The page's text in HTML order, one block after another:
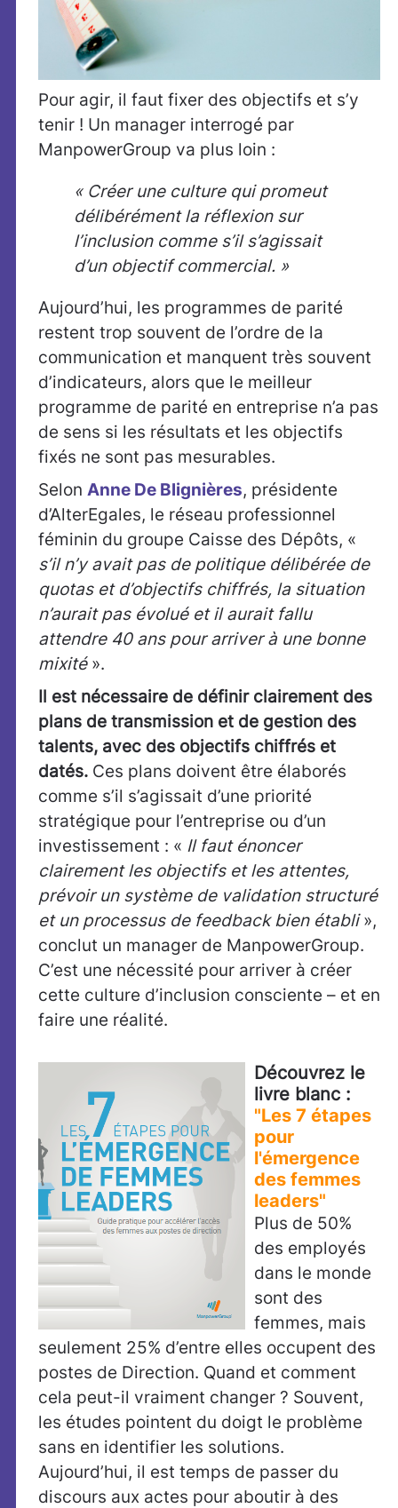
Pour agir, il faut fixer des objectifs et s’y
tenir ! Un manager interrogé par
ManpowerGroup va plus loin :
« Créer une culture qui promeut
délibérément la réflexion sur
l’inclusion comme s’il s’agissait
d’un objectif commercial. »
Aujourd’hui, les programmes de parité
restent trop souvent de l’ordre de la
communication et manquent très souvent
d’indicateurs, alors que le meilleur
programme de parité en entreprise n’a pas
de sens si les résultats et les objectifs
fixés ne sont pas mesurables.
Selon Anne De Blignières, présidente
d’AlterEgales, le réseau professionnel
féminin du groupe Caisse des Dépôts, «
s’il n’y avait pas de politique délibérée de
quotas et d’objectifs chiffrés, la situation
n’aurait pas évolué et il aurait fallu
attendre 40 ans pour arriver à une bonne
mixité».
Il est nécessaire de définir clairement des
plans de transmission et de gestion des
talents, avec des objectifs chiffrés et
datés. Ces plans doivent être élaborés
comme s’il s’agissait d’une priorité
stratégique pour l’entreprise ou d’un
investissement : « Il faut énoncer
clairement les objectifs et les attentes,
prévoir un système de validation structuré
et un processus de feedback bien établi»,
conclut un manager de ManpowerGroup.
C’est une nécessité pour arriver à créer
cette culture d’inclusion consciente – et en
faire une réalité.
Découvrez le
livre blanc :
"Les 7 étapes
pour
l'émergence
des femmes
leaders"
Plus de 50%
des employés
dans le monde
sont des
femmes, mais
seulement 25% d’entre elles occupent des
postes de Direction. Quand et comment
cela peut-il vraiment changer ? Souvent,
les études pointent du doigt le problème
sans en identifier les solutions.
Aujourd’hui, il est temps de passer du
discours aux actes pour aboutir à des